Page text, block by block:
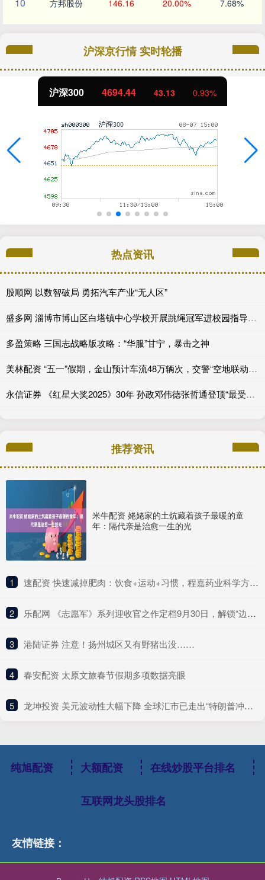
方邦股份 146.16 20.00% 7.68%
沪深京行情 实时轮播
沪深300 4694.44 43.13 0.93%
热点资讯
股顺网 以数智破局 勇拓汽车产业“无人区”
盛多网 淄博市博山区白塔镇中心学校开展跳绳冠军进校园指导活动
多盈策略 三国志战略版攻略：“华服”甘宁，暴击之神
美林配资 “五一”假期，金山预计车流48万辆次，交警“空地联动”应对“大考”
永信证券 《红星大奖2025》30年 孙政邓伟徳张哲通登顶“最受欢迎潜力星”_角色_电视剧_新生代
推荐资讯
米牛配资 姥姥家的土炕藏着孩子最暖的童
年：隔代亲是治愈一生的光
1 ​速配资 快速减掉肥肉：饮食+运动+习惯，程嘉药业科学方法全解析
2 ​乐配网 《志愿军》系列迎收官之作定档9月30日，解锁“边打边谈”新战局
3 ​港陆证券 注意！扬州城区又有野猪出没……
4 ​春安配资 太原文旅春节假期多项数据亮眼
5 ​龙坤投资 美元波动性大幅下降 全球汇市已走出“特朗普冲击”阴影？
纯旭配资 大额配资 在线炒股平台排名
互联网龙头股排名
友情链接：